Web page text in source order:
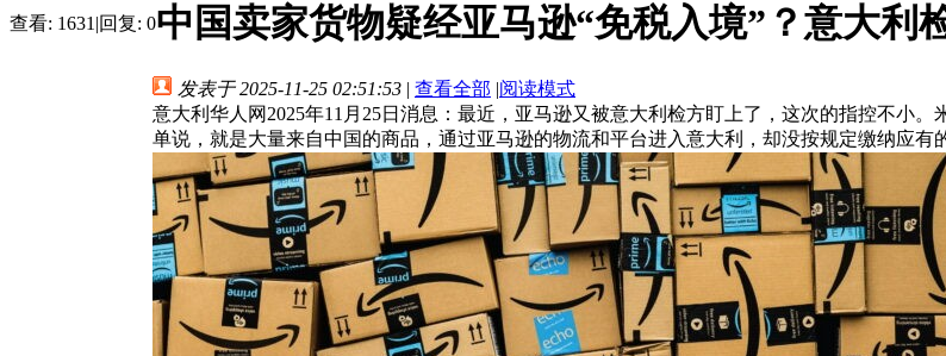
查看: 1631 |回复: 0中国卖家货物疑经亚马逊“免税入境”？意大利
发表于 2025-11-25 02:51:53 | 查看全部 |阅读模式
意大利华人网2025年11月25日消息：最近，亚马逊又被意大利检方盯上了，这次的指控不小
单说，就是大量来自中国的商品，通过亚马逊的物流和平台进入意大利，却没按规定缴纳应有